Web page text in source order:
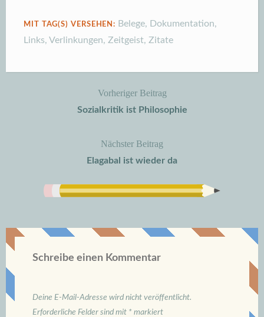
MIT TAG(S) VERSEHEN: Belege, Dokumentation,
Links, Verlinkungen, Zeitgeist, Zitate
BeitragsnavigationVorheriger Beitrag
Sozialkritik ist Philosophie
Nächster Beitrag
Elagabal ist wieder da
Schreibe einen Kommentar
Deine E-Mail-Adresse wird nicht veröffentlicht.
Erforderliche Felder sind mit * markiert